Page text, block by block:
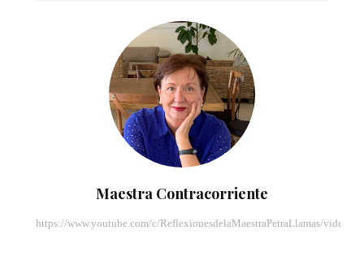
Maestra Contracorriente
https://www.youtube.com/c/ReflexionesdelaMaestraPetraLlamas/videos